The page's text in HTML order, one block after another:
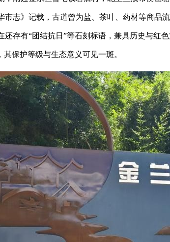
市志》记载，古道曾为盐、茶叶、药材等商品
还存有“团结抗日”等石刻标语，兼具历史与红
保护等级与生态意义可见一斑。